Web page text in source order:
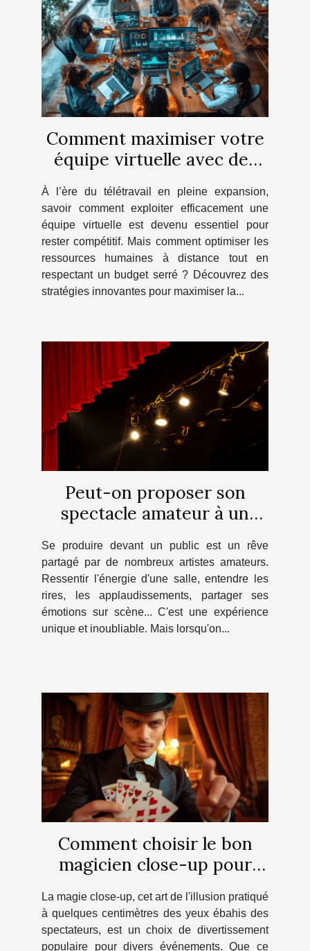
Comment maximiser votre
équipe virtuelle avec des
À l’ère du télétravail en pleine expansion,
savoir comment exploiter efficacement une
équipe virtuelle est devenu essentiel pour
rester compétitif. Mais comment optimiser les
ressources humaines à distance tout en
respectant un budget serré ? Découvrez des
stratégies innovantes pour maximiser la...
Peut-on proposer son
spectacle amateur à un
Se produire devant un public est un rêve
partagé par de nombreux artistes amateurs.
Ressentir l'énergie d'une salle, entendre les
rires, les applaudissements, partager ses
émotions sur scène... C'est une expérience
unique et inoubliable. Mais lorsqu'on...
Comment choisir le bon
magicien close-up pour
La magie close-up, cet art de l'illusion pratiqué
à quelques centimètres des yeux ébahis des
spectateurs, est un choix de divertissement
populaire pour divers événements. Que ce